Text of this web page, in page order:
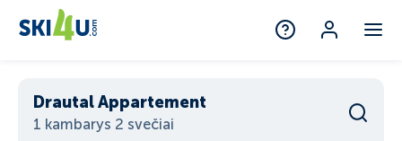
Drautal Appartement
1 kambarys 2 svečiai